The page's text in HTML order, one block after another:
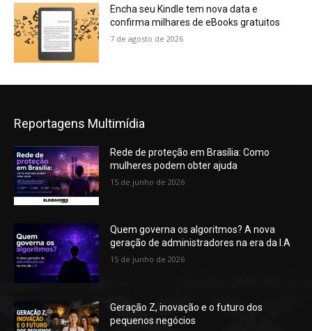
Encha seu Kindle tem nova data e
confirma milhares de eBooks gratuitos
7 de agosto de 2026
Reportagens Multimídia
Rede de proteção em Brasília: Como
mulheres podem obter ajuda
15 de junho de 2026
Quem governa os algoritmos? A nova
geração de administradores na era da I.A
15 de junho de 2026
Geração Z, inovação e o futuro dos
pequenos negócios